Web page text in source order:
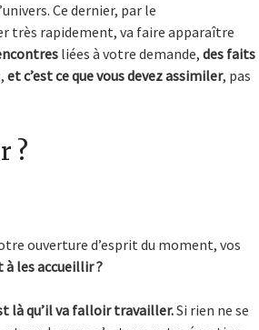
Ce dernier, par le
très rapidement, va faire apparaître
liées à votre demande, des faits
et c’est ce que vous devez assimiler, pas
?
ouverture d’esprit du moment, vos
à les accueillir ?
là qu’il va falloir travailler.Si rien ne se